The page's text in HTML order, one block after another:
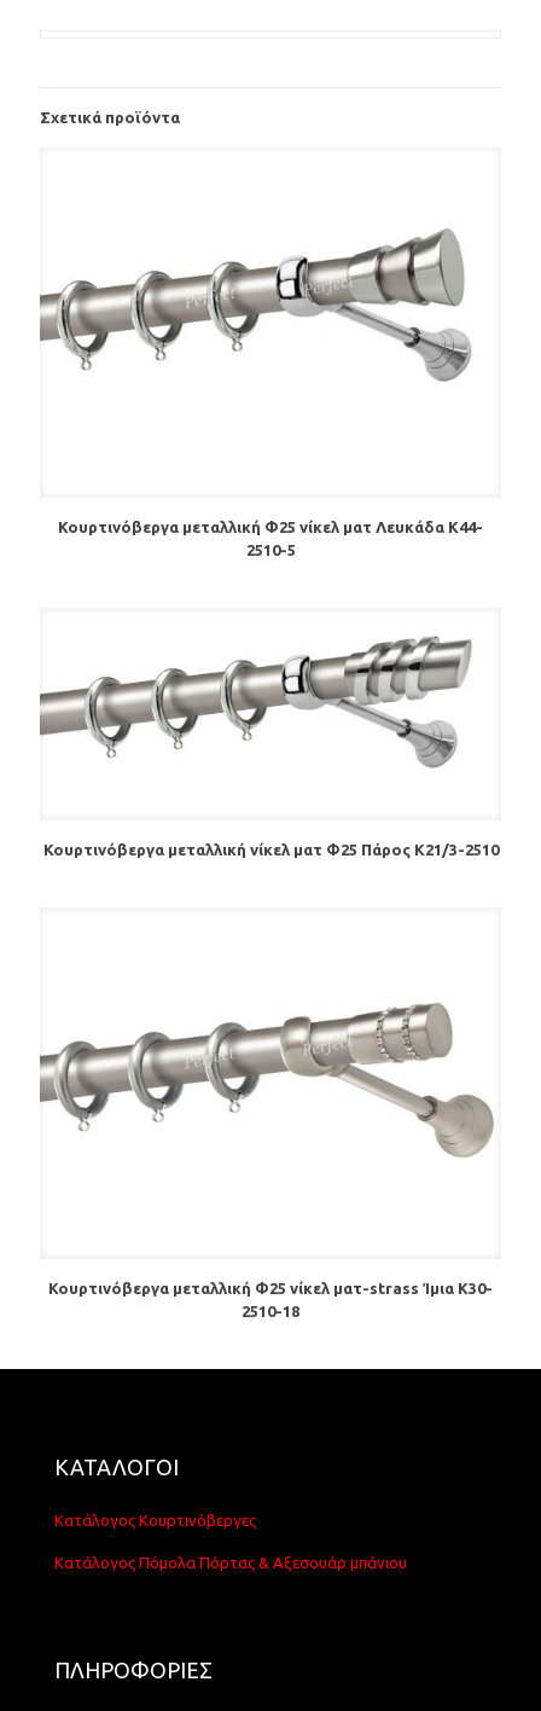
Σχετικά προϊόντα
Κουρτινόβεργα μεταλλική Φ25 νίκελ ματ Λευκάδα Κ44-
2510-5
Κουρτινόβεργα μεταλλική νίκελ ματ Φ25 Πάρος K21/3-2510
Κουρτινόβεργα μεταλλική Φ25 νίκελ ματ-strass Ίμια Κ30-
2510-18
ΚΑΤΑΛΟΓΟΙ
Κατάλογος Κουρτινόβεργες
Κατάλογος Πόμολα Πόρτας & Αξεσουάρ μπάνιου
ΠΛΗΡΟΦΟΡΙΕΣ